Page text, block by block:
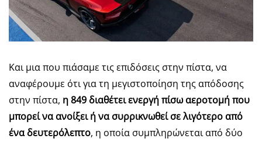
Και μια που πιάσαμε τις επιδόσεις στην πίστα, να
αναφέρουμε ότι για τη μεγιστοποίηση της απόδοσης
στην πίστα, η 849 διαθέτει ενεργή πίσω αεροτομήπου
μπορεί να ανοίξει ή να συρρικνωθεί σε λιγότερο από
ένα δευτερόλεπτο, η οποία συμπληρώνεται από δύο